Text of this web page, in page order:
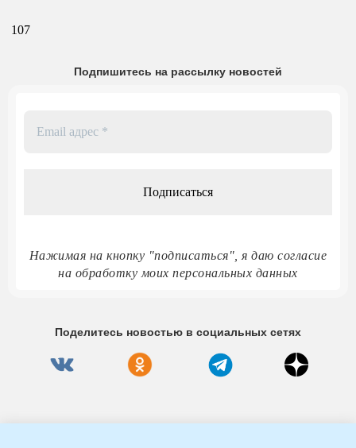
107
Подпишитесь на рассылку новостей
Нажимая на кнопку "подписаться", я даю согласие
на обработку моих персональных данных
Поделитесь новостью в социальных сетях